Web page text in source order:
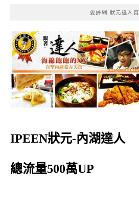
愛評網 狀元達人賞
IPEEN狀元-內湖達人
總流量500萬UP